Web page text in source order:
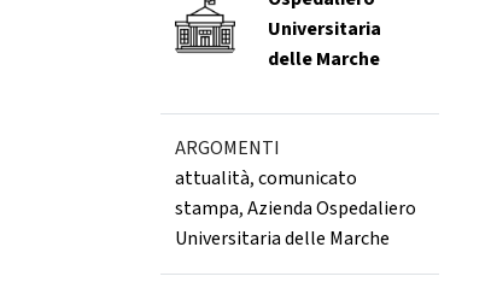
Universitaria
delle Marche
ARGOMENTI
attualità,comunicato
stampa,Azienda Ospedaliero
Universitaria delle Marche